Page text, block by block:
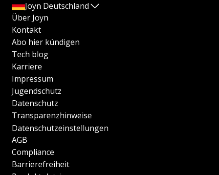
Joyn Deutschland
Über Joyn
Kontakt
Abo hier kündigen
Tech blog
Karriere
Impressum
Jugendschutz
Datenschutz
Transparenzhinweise
Datenschutzeinstellungen
AGB
Compliance
Barrierefreiheit